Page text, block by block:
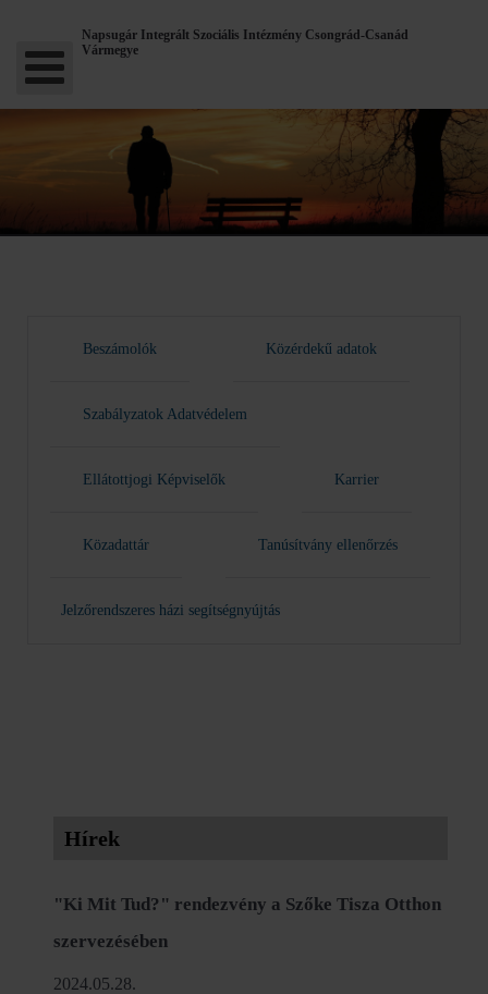
Napsugár Integrált Szociális Intézmény Csongrád-Csanád
Vármegye
Beszámolók Közérdekű adatok
Szabályzatok Adatvédelem
Ellátottjogi Képviselők Karrier
Közadattár Tanúsítvány ellenőrzés
Jelzőrendszeres házi segítségnyújtás
Hírek
"Ki Mit Tud?" rendezvény a Szőke Tisza Otthon
szervezésében
2024.05.28.